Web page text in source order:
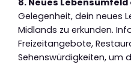
8. Neues
Gelegenheit, dein neues
Midlands zu erkunden.
Freizeitangebote,
Sehenswürdigkeiten, um